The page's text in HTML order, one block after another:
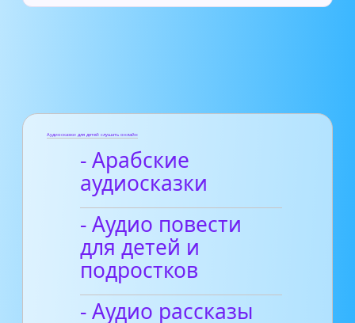
Аудиосказки для детей слушать онлайн
- Арабские
аудиосказки
- Аудио повести
для детей и
подростков
- Аудио рассказы